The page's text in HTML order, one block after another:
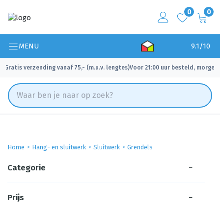
0 0
MENU 9.1/10
Gratis verzending vanaf 75,- (m.u.v. lengtes)
✓ Voor 21:00 uur besteld, morgen
Home Hang- en sluitwerk Sluitwerk Grendels
Categorie −
Prijs −